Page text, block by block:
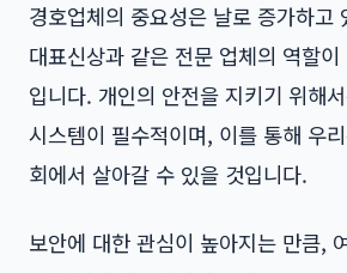
경호업체의 중요성은 날로 증가하고
대표신상과 같은 전문 업체의 역할
입니다. 개인의 안전을 지키기 위해
시스템이 필수적이며, 이를 통해 우
회에서 살아갈 수 있을 것입니다.
보안에 대한 관심이 높아지는 만큼,